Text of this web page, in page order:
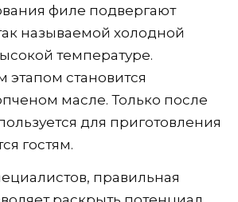
филе подвергают
называемой холодной
температуре.
становится
масле. Только после
для приготовления
гостям.
правильная